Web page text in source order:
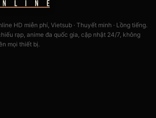
HD miễn phí, Vietsub · Thuyết minh · Lồng tiếng.
rạp, anime đa quốc gia, cập nhật 24/7, không
mọi thiết bị.